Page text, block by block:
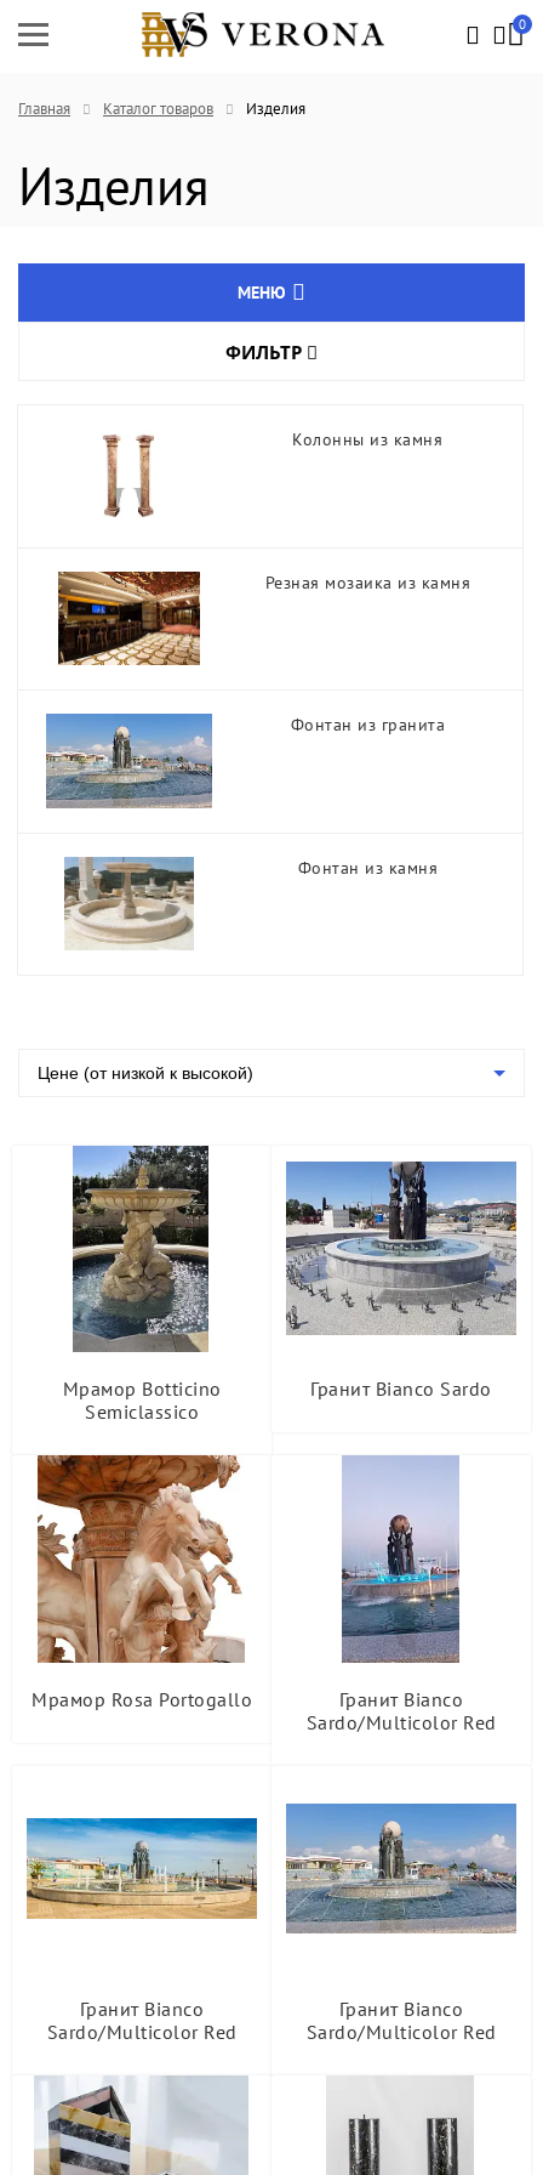
0
Главная Каталог товаров Изделия
Изделия
МЕНЮ
Кварцевый агломерат
Колонны из камня
Резная мозаика из камня
Фонтан из гранита
ФИЛЬТР
Длина, мм
Колонны из камня
Резная мозаика из камня
Фонтан из гранита
Фонтан из камня
Цене (от низкой к высокой)
Мрамор Botticino
Semiclassico
Гранит Bianco Sardo
Мрамор Rosa Portogallo
Гранит Bianco
Sardo/Multicolor Red
Гранит Bianco
Sardo/Multicolor Red
Гранит Bianco
Sardo/Multicolor Red